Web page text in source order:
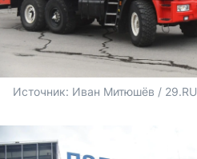
Источник: Иван Митюшёв / 29.RU